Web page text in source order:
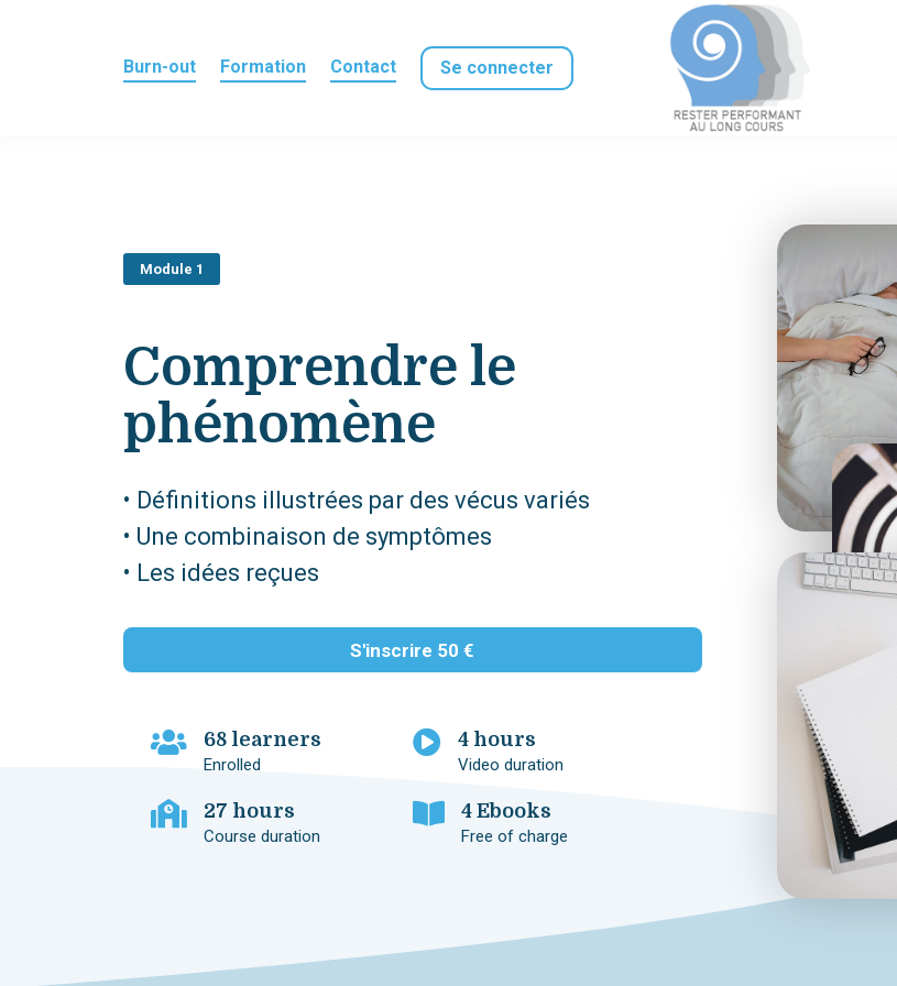
Burn-out Formation Contact Se connecter
Module 1
Comprendre le
phénomène
• Définitions illustrées par des vécus variés
• Une combinaison de symptômes
• Les idées reçues
S'inscrire 50 €
68 learners
Enrolled
4 hours
Video duration
27 hours
Course duration
4 Ebooks
Free of charge